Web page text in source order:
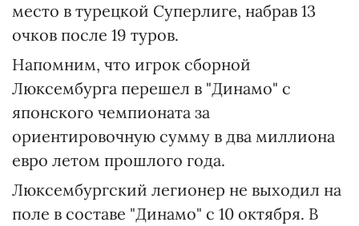
место в турецкой Суперлиге, набрав 13
очков после 19 туров.
Напомним, что игрок сборной
Люксембурга перешел в "Динамо" с
японского чемпионата за
ориентировочную сумму в два миллиона
евро летом прошлого года.
Люксембургский легионер не выходил на
поле в составе "Динамо" с 10 октября. В